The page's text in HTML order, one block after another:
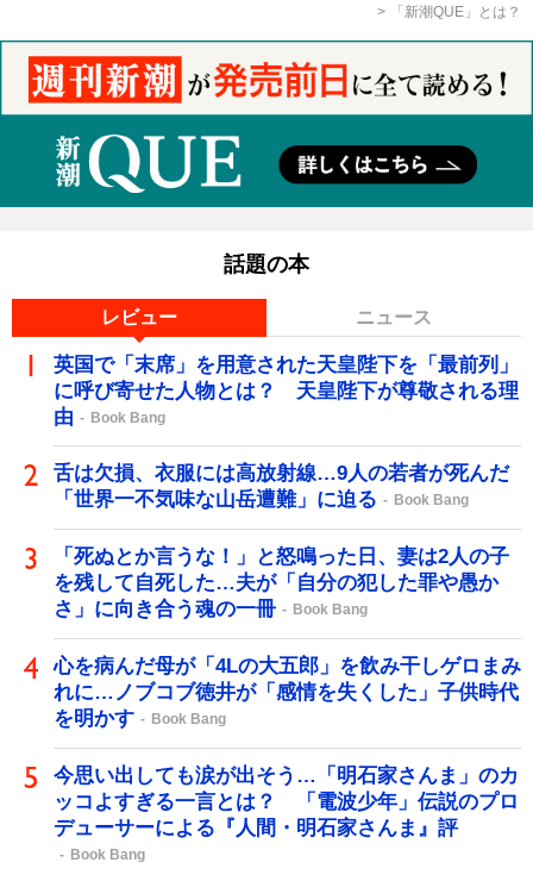
「新潮QUE」とは？
話題の本
レビュー ニュース
英国で「末席」を用意された天皇陛下を「最前列」
に呼び寄せた人物とは？ 天皇陛下が尊敬される理
由
Book Bang
舌は欠損、衣服には高放射線…9人の若者が死んだ
「世界一不気味な山岳遭難」に迫る
Book Bang
「死ぬとか言うな！」と怒鳴った日、妻は2人の子
を残して自死した…夫が「自分の犯した罪や愚か
さ」に向き合う魂の一冊
Book Bang
心を病んだ母が「4Lの大五郎」を飲み干しゲロまみ
れに…ノブコブ徳井が「感情を失くした」子供時代
を明かす
Book Bang
今思い出しても涙が出そう…「明石家さんま」のカ
ッコよすぎる一言とは？ 「電波少年」伝説のプロ
デューサーによる『人間・明石家さんま』評
Book Bang